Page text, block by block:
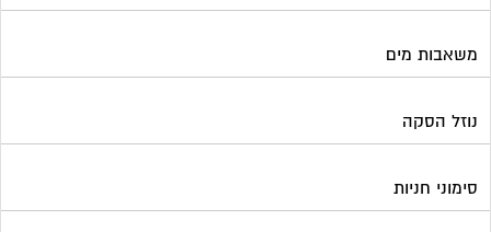
משאבות מים
נוזל הסקה
סימוני חניות